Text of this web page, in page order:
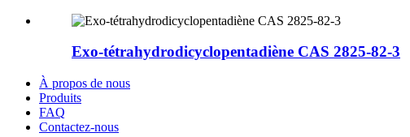
Exo-tétrahydrodicyclopentadiène CAS 2825-82-3
À propos de nous
Produits
FAQ
Contactez-nous